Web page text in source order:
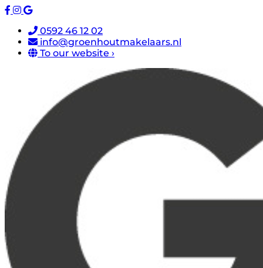
0592 46 12 02
info@groenhoutmakelaars.nl
To our website ›